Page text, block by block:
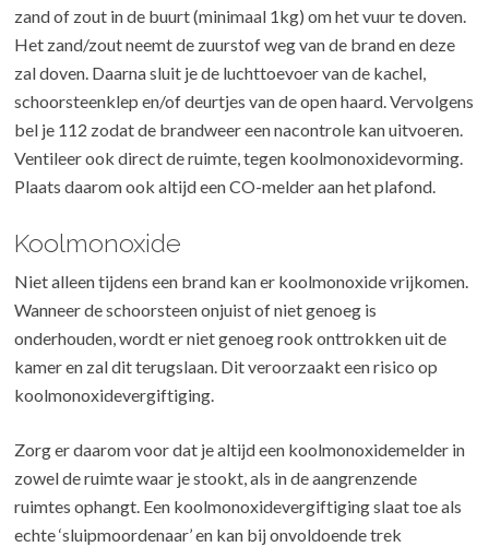
zand of zout in de buurt (minimaal 1kg) om het vuur te doven.
Het zand/zout neemt de zuurstof weg van de brand en deze
zal doven. Daarna sluit je de luchttoevoer van de kachel,
schoorsteenklep en/of deurtjes van de open haard. Vervolgens
bel je 112 zodat de brandweer een nacontrole kan uitvoeren.
Ventileer ook direct de ruimte, tegen koolmonoxidevorming.
Plaats daarom ook altijd een CO-melder aan het plafond.
Koolmonoxide
Niet alleen tijdens een brand kan er koolmonoxide vrijkomen.
Wanneer de schoorsteen onjuist of niet genoeg is
onderhouden, wordt er niet genoeg rook onttrokken uit de
kamer en zal dit terugslaan. Dit veroorzaakt een risico op
koolmonoxidevergiftiging.
Zorg er daarom voor dat je altijd een koolmonoxidemelder in
zowel de ruimte waar je stookt, als in de aangrenzende
ruimtes ophangt. Een koolmonoxidevergiftiging slaat toe als
echte ‘sluipmoordenaar’ en kan bij onvoldoende trek